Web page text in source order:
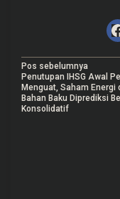
N
a
v
Pos sebelumnya
Penutupan IHSG Awal
Menguat, Saham Energi
Bahan Baku Diprediksi
Konsolidatif